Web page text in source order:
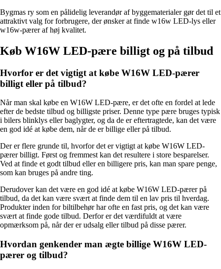
Bygmas ry som en pålidelig leverandør af byggematerialer gør det til et
attraktivt valg for forbrugere, der ønsker at finde w16w LED-lys eller
w16w-pærer af høj kvalitet.
Køb W16W LED-pære billigt og på tilbud
Hvorfor er det vigtigt at købe W16W LED-pærer
billigt eller på tilbud?
Når man skal købe en W16W LED-pære, er det ofte en fordel at lede
efter de bedste tilbud og billigste priser. Denne type pære bruges typisk
i bilers blinklys eller baglygter, og da de er eftertragtede, kan det være
en god idé at købe dem, når de er billige eller på tilbud.
Der er flere grunde til, hvorfor det er vigtigt at købe W16W LED-
pærer billigt. Først og fremmest kan det resultere i store besparelser.
Ved at finde et godt tilbud eller en billigere pris, kan man spare penge,
som kan bruges på andre ting.
Derudover kan det være en god idé at købe W16W LED-pærer på
tilbud, da det kan være svært at finde dem til en lav pris til hverdag.
Produkter inden for biltilbehør har ofte en fast pris, og det kan være
svært at finde gode tilbud. Derfor er det værdifuldt at være
opmærksom på, når der er udsalg eller tilbud på disse pærer.
Hvordan genkender man ægte billige W16W LED-
pærer og tilbud?